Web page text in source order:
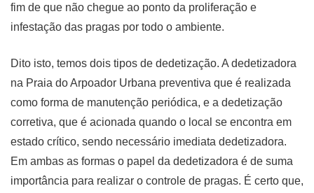
fim de que não chegue ao ponto da proliferação e
infestação das pragas por todo o ambiente.
Dito isto, temos dois tipos de dedetização. A dedetizadora
na Praia do Arpoador Urbana preventiva que é realizada
como forma de manutenção periódica, e a dedetização
corretiva, que é acionada quando o local se encontra em
estado crítico, sendo necessário imediata dedetizadora.
Em ambas as formas o papel da dedetizadora é de suma
importância para realizar o controle de pragas. É certo que,